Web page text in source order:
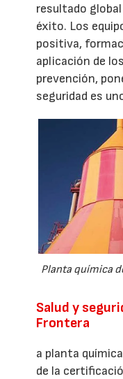
resultado
éxito. Los
positiva,
aplicación de
prevención,
seguridad es
Planta química
Salud y
Frontera
a planta
de la